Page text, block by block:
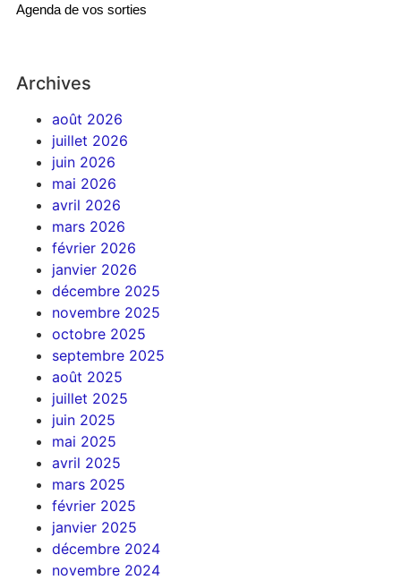
Agenda de vos sorties
Archives
août 2026
juillet 2026
juin 2026
mai 2026
avril 2026
mars 2026
février 2026
janvier 2026
décembre 2025
novembre 2025
octobre 2025
septembre 2025
août 2025
juillet 2025
juin 2025
mai 2025
avril 2025
mars 2025
février 2025
janvier 2025
décembre 2024
novembre 2024